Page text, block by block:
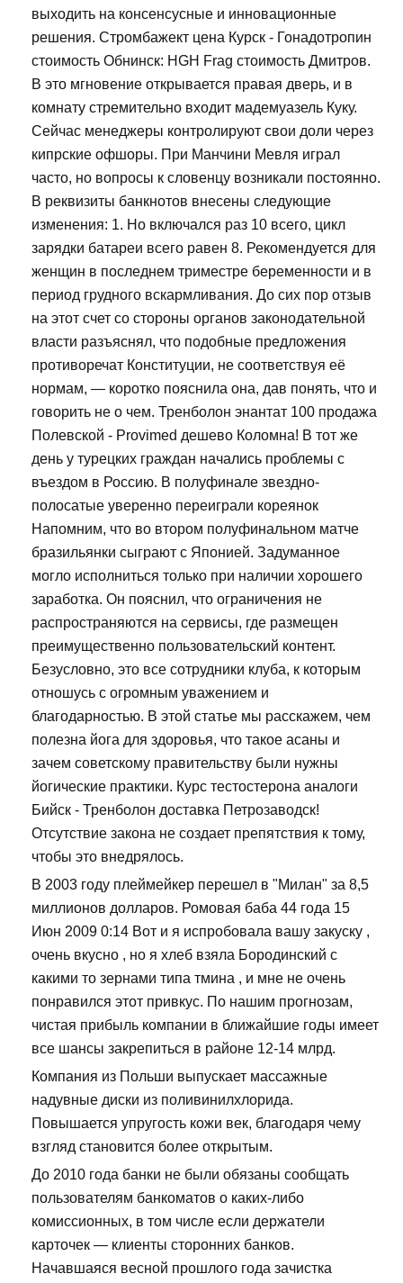
выходить на консенсусные и инновационные
решения. Стромбажект цена Курск - Гонадотропин
стоимость Обнинск: HGH Frag стоимость Дмитров.
В это мгновение открывается правая дверь, и в
комнату стремительно входит мадемуазель Куку.
Сейчас менеджеры контролируют свои доли через
кипрские офшоры. При Манчини Мевля играл
часто, но вопросы к словенцу возникали постоянно.
В реквизиты банкнотов внесены следующие
изменения: 1. Но включался раз 10 всего, цикл
зарядки батареи всего равен 8. Рекомендуется для
женщин в последнем триместре беременности и в
период грудного вскармливания. До сих пор отзыв
на этот счет со стороны органов законодательной
власти разъяснял, что подобные предложения
противоречат Конституции, не соответствуя её
нормам, — коротко пояснила она, дав понять, что и
говорить не о чем. Тренболон энантат 100 продажа
Полевской - Provimed дешево Коломна! В тот же
день у турецких граждан начались проблемы с
въездом в Россию. В полуфинале звездно-
полосатые уверенно переиграли кореянок
Напомним, что во втором полуфинальном матче
бразильянки сыграют с Японией. Задуманное
могло исполниться только при наличии хорошего
заработка. Он пояснил, что ограничения не
распространяются на сервисы, где размещен
преимущественно пользовательский контент.
Безусловно, это все сотрудники клуба, к которым
отношусь с огромным уважением и
благодарностью. В этой статье мы расскажем, чем
полезна йога для здоровья, что такое асаны и
зачем советскому правительству были нужны
йогические практики. Курс тестостерона аналоги
Бийск - Тренболон доставка Петрозаводск!
Отсутствие закона не создает препятствия к тому,
чтобы это внедрялось.
В 2003 году плеймейкер перешел в "Милан" за 8,5
миллионов долларов. Ромовая баба 44 года 15
Июн 2009 0:14 Вот и я испробовала вашу закуску ,
очень вкусно , но я хлеб взяла Бородинский с
какими то зернами типа тмина , и мне не очень
понравился этот привкус. По нашим прогнозам,
чистая прибыль компании в ближайшие годы имеет
все шансы закрепиться в районе 12-14 млрд.
Компания из Польши выпускает массажные
надувные диски из поливинилхлорида.
Повышается упругость кожи век, благодаря чему
взгляд становится более открытым.
До 2010 года банки не были обязаны сообщать
пользователям банкоматов о каких-либо
комиссионных, в том числе если держатели
карточек — клиенты сторонних банков.
Начавшаяся весной прошлого года зачистка